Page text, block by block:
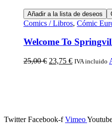
Añadir a la lista de deseos
Comics / Libros, Cómic
Welcome To
25,00€ 23,75 € IVA incluido
Twitter Facebook-f Vimeo